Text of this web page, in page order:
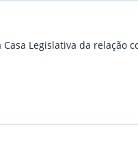
Legislativa da